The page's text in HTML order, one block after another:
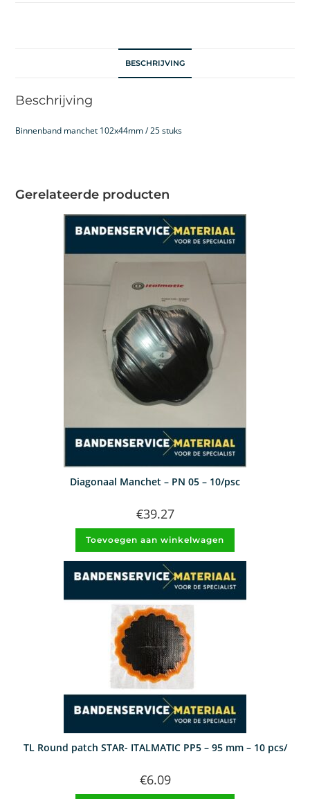
BESCHRIJVING
Beschrijving
Binnenband manchet 102x44mm / 25 stuks
Gerelateerde producten
Diagonaal Manchet – PN 05 – 10/psc
€39.27
Toevoegen aan winkelwagen
TL Round patch STAR- ITALMATIC PP5 – 95 mm – 10 pcs/
€6.09